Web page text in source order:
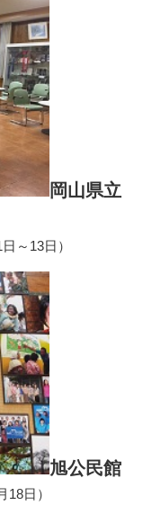
岡山県立
～13日）
旭公民館
18日）